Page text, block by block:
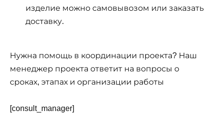
изделие можно самовывозом или заказать
доставку.
Нужна помощь в координации проекта? Наш
менеджер проекта ответит на вопросы о
сроках, этапах и организации работы
[consult_manager]